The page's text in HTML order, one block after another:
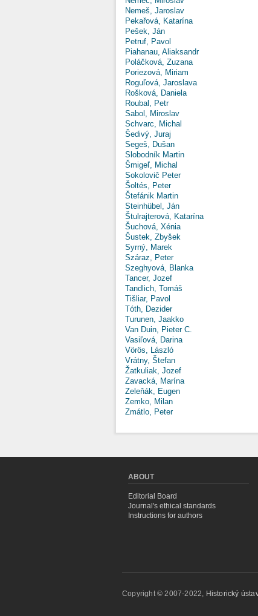
Nemeš, Jaroslav
Pekařová, Katarína
Pešek, Ján
Petruf, Pavol
Piahanau, Aliaksandr
Poláčková, Zuzana
Poriezová, Miriam
Roguľová, Jaroslava
Rošková, Daniela
Roubal, Petr
Sabol, Miroslav
Schvarc, Michal
Šedivý, Juraj
Segeš, Dušan
Slobodník Martin
Šmigeľ, Michal
Sokolovič Peter
Šoltés, Peter
Štefánik Martin
Steinhübel, Ján
Štulrajterová, Katarína
Šuchová, Xénia
Šustek, Zbyšek
Syrný, Marek
Száraz, Peter
Szeghyová, Blanka
Tancer, Jozef
Tandlich, Tomáš
Tišliar, Pavol
Tóth, Dezider
Turunen, Jaakko
Van Duin, Pieter C.
Vasiľová, Darina
Vörös, László
Vrátny, Štefan
Žatkuliak, Jozef
Zavacká, Marína
Zeleňák, Eugen
Zemko, Milan
Zmátlo, Peter
ABOUT
Editorial Board
Journal's ethical standards
Instructions for authors
Copyright © 2007-2022, Historický